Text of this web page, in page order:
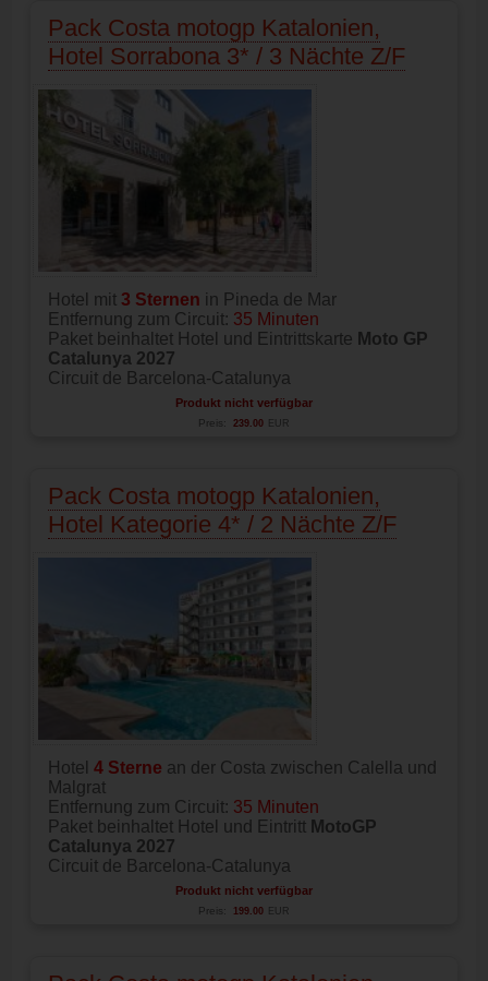
Pack Costa motogp Katalonien,
Hotel Sorrabona 3* / 3 Nächte Z/F
Hotel mit 3 Sternen in Pineda de Mar
Entfernung zum Circuit: 35 Minuten
Paket beinhaltet Hotel und Eintrittskarte Moto GP
Catalunya 2027
Circuit de Barcelona-Catalunya
Produkt nicht verfügbar
Preis: 239.00 EUR
Pack Costa motogp Katalonien,
Hotel Kategorie 4* / 2 Nächte Z/F
Hotel 4 Sterne an der Costa zwischen Calella und
Malgrat
Entfernung zum Circuit: 35 Minuten
Paket beinhaltet Hotel und Eintritt MotoGP
Catalunya 2027
Circuit de Barcelona-Catalunya
Produkt nicht verfügbar
Preis: 199.00 EUR